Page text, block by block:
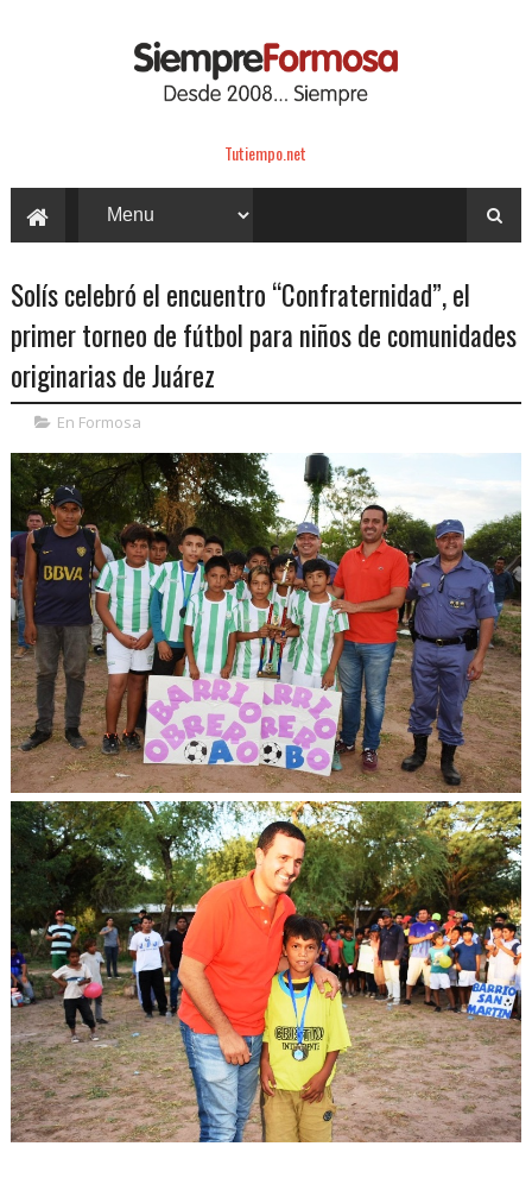
Tutiempo.net
Solís celebró el encuentro “Confraternidad”, el
primer torneo de fútbol para niños de comunidades
originarias de Juárez
En Formosa